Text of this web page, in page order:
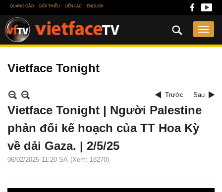
QUẢNG CÁO GIỚI THIỆU LIÊN LẠC ENGLISH
Vietface Tonight
Trước Sau
Vietface Tonight | Người Palestine
phản đối kế hoạch của TT Hoa Kỳ
về dải Gaza. | 2/5/25
06/02/2025 11:20 SA (Xem: 18270)